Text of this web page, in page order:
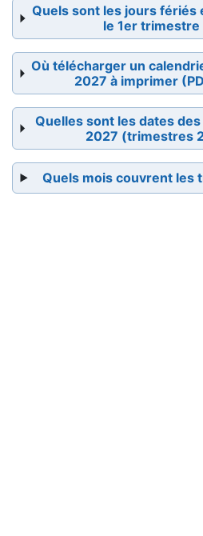
Quels sont les jours fériés
le 1er trimestre
Où télécharger un
2027 à imprimer
Quelles sont les dates
2027 (trimestres
Quels mois couvrent les